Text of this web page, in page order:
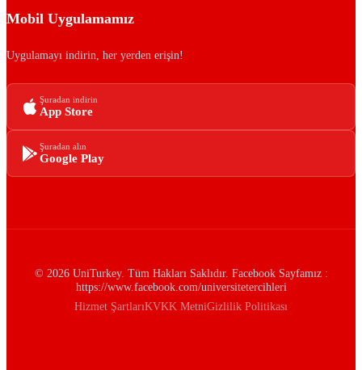
Mobil Uygulamamız
Uygulamayı indirin, her yerden erişin!
Şuradan indirin
App Store
Şuradan alın
Google Play
© 2026 UniTurkey. Tüm Hakları Saklıdır. Facebook Sayfamız :
https://www.facebook.com/universitetercihleri
Hizmet ŞartlarıKVKK MetniGizlilik Politikası